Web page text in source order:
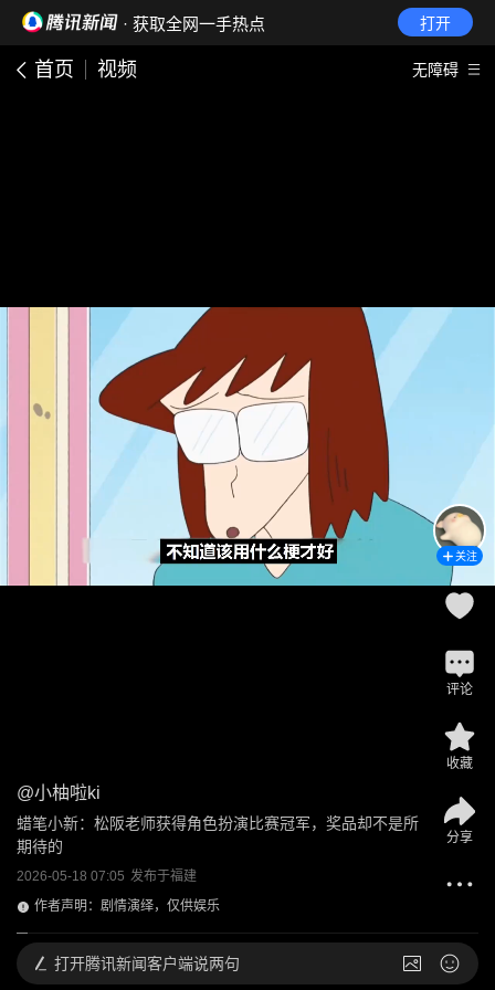
· 获取全网一手热点 打开
首页 视频 无障碍
@小柚啦ki
蜡笔小新：松阪老师获得​角色扮演比赛冠军，奖品却不是所
期待的
2026-05-18 07:05 发布于福建
作者声明：剧情演绎，仅供娱乐
关注
评论
收藏
分享
打开腾讯新闻客户端说两句